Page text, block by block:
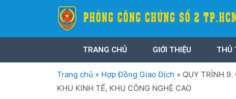
TRANG CHỦ GIỚI THIỆU THỦ
Trang chủ » Hợp Đồng Giao Dịch » QUY TRÌNH
KHU KINH TẾ, KHU CÔNG NGHỆ CAO